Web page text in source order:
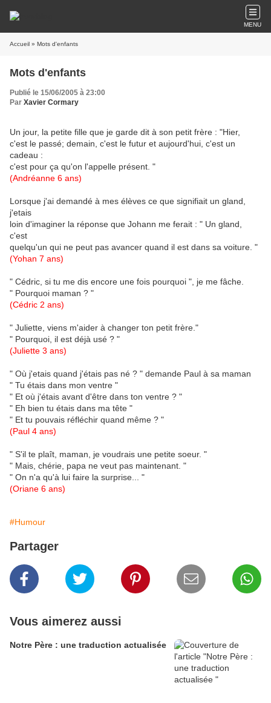
MENU
Accueil » Mots d'enfants
Mots d'enfants
Publié le 15/06/2005 à 23:00
Par Xavier Cormary
Un jour, la petite fille que je garde dit à son petit frère : "Hier,
c'est le passé; demain, c'est le futur et aujourd'hui, c'est un
cadeau :
c'est pour ça qu'on l'appelle présent. "
(Andréanne 6 ans)
Lorsque j'ai demandé à mes élèves ce que signifiait un gland,
j'etais
loin d'imaginer la réponse que Johann me ferait : " Un gland,
c'est
quelqu'un qui ne peut pas avancer quand il est dans sa voiture. "
(Yohan 7 ans)
" Cédric, si tu me dis encore une fois pourquoi ", je me fâche.
" Pourquoi maman ? "
(Cédric 2 ans)
" Juliette, viens m'aider à changer ton petit frère."
" Pourquoi, il est déjà usé ? "
(Juliette 3 ans)
" Où j'etais quand j'étais pas né ? " demande Paul à sa maman
" Tu étais dans mon ventre "
" Et où j'étais avant d'être dans ton ventre ? "
" Eh bien tu étais dans ma tête "
" Et tu pouvais réfléchir quand même ? "
(Paul 4 ans)
" S'il te plaît, maman, je voudrais une petite soeur. "
" Mais, chérie, papa ne veut pas maintenant. "
" On n'a qu'à lui faire la surprise... "
(Oriane 6 ans)
#Humour
Partager
Vous aimerez aussi
Notre Père : une traduction actualisée